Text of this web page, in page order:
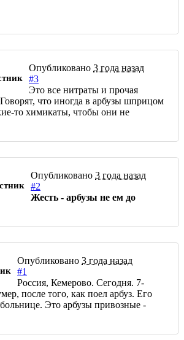
Опубликовано 3 года назад
#3
Это все нитраты и прочая
что иногда в арбузы шприцом
то химикаты, чтобы они не
Опубликовано 3 года назад
#2
Жесть - арбузы не ем до
Опубликовано 3 года назад
#1
Россия, Кемерово. Сегодня. 7-
после того, как поел арбуз. Его
Это арбузы привозные -